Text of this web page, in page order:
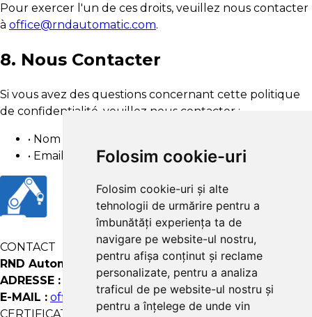
Folosim cookie-uri
Folosim cookie-uri și alte
tehnologii de urmărire pentru a
îmbunătăți experiența ta de
navigare pe website-ul nostru,
pentru afișa conținut și reclame
personalizate, pentru a analiza
traficul de pe website-ul nostru și
pentru a înțelege de unde vin
Pour exercer l'un de ces droits, veuillez nous contacter
à office@rndautomatic.com.
8. Nous Contacter
Si vous avez des questions concernant cette politique
de confidentialité, veuillez nous contacter :
• Nom de la Société : RND Automatic Sol SRL
• Email :
office@rndautomatic.com
CONTACT
RND Automatic SOL SRL
ADRESSE : Strada Fagului 35, Satu Mare
E-MAIL : office@rndautomatic.com
CERTIFICATIONS